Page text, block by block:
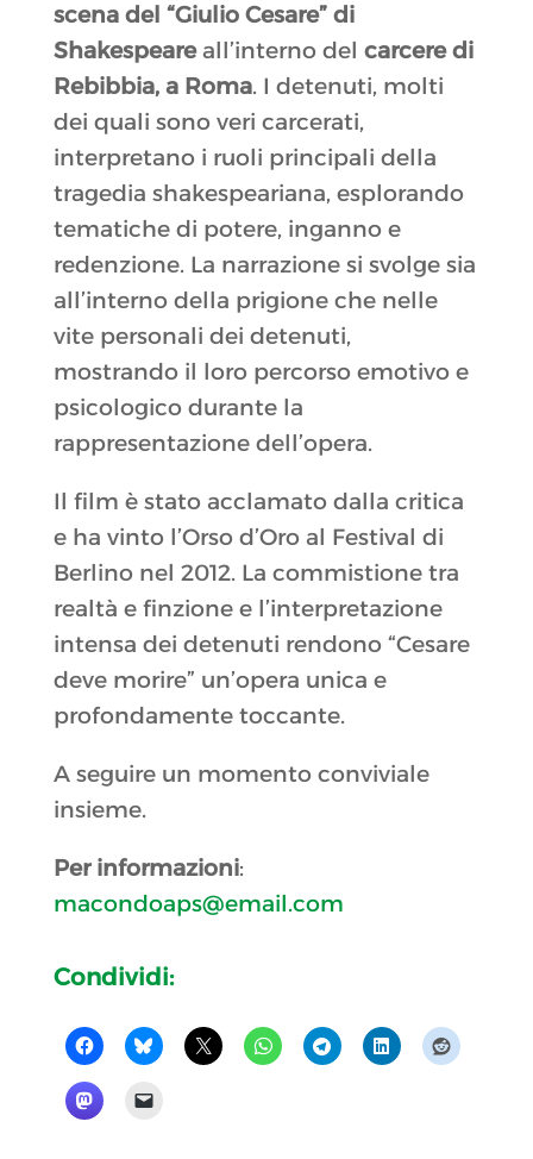
scena del “Giulio Cesare” di
Shakespeareall’interno del carcere di
Rebibbia, a Roma. I detenuti, molti
dei quali sono veri carcerati,
interpretano i ruoli principali della
tragedia shakespeariana, esplorando
tematiche di potere, inganno e
redenzione. La narrazione si svolge sia
all’interno della prigione che nelle
vite personali dei detenuti,
mostrando il loro percorso emotivo e
psicologico durante la
rappresentazione dell’opera.
Il film è stato acclamato dalla critica
e ha vinto l’Orso d’Oro al Festival di
Berlino nel 2012. La commistione tra
realtà e finzione e l’interpretazione
intensa dei detenuti rendono “Cesare
deve morire” un’opera unica e
profondamente toccante.
A seguire un momento conviviale
insieme.
Per informazioni:
macondoaps@email.com
Condividi: